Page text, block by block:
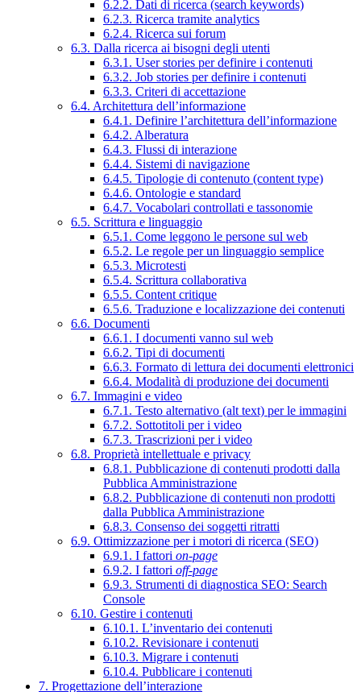
6.2.2. Dati di ricerca (search keywords)
6.2.3. Ricerca tramite analytics
6.2.4. Ricerca sui forum
6.3. Dalla ricerca ai bisogni degli utenti
6.3.1. User stories per definire i contenuti
6.3.2. Job stories per definire i contenuti
6.3.3. Criteri di accettazione
6.4. Architettura dell’informazione
6.4.1. Definire l’architettura dell’informazione
6.4.2. Alberatura
6.4.3. Flussi di interazione
6.4.4. Sistemi di navigazione
6.4.5. Tipologie di contenuto (content type)
6.4.6. Ontologie e standard
6.4.7. Vocabolari controllati e tassonomie
6.5. Scrittura e linguaggio
6.5.1. Come leggono le persone sul web
6.5.2. Le regole per un linguaggio semplice
6.5.3. Microtesti
6.5.4. Scrittura collaborativa
6.5.5. Content critique
6.5.6. Traduzione e localizzazione dei contenuti
6.6. Documenti
6.6.1. I documenti vanno sul web
6.6.2. Tipi di documenti
6.6.3. Formato di lettura dei documenti elettronici
6.6.4. Modalità di produzione dei documenti
6.7. Immagini e video
6.7.1. Testo alternativo (alt text) per le immagini
6.7.2. Sottotitoli per i video
6.7.3. Trascrizioni per i video
6.8. Proprietà intellettuale e privacy
6.8.1. Pubblicazione di contenuti prodotti dalla
Pubblica Amministrazione
6.8.2. Pubblicazione di contenuti non prodotti
dalla Pubblica Amministrazione
6.8.3. Consenso dei soggetti ritratti
6.9. Ottimizzazione per i motori di ricerca (SEO)
6.9.1. I fattori on-page
6.9.2. I fattori off-page
6.9.3. Strumenti di diagnostica SEO: Search
Console
6.10. Gestire i contenuti
6.10.1. L’inventario dei contenuti
6.10.2. Revisionare i contenuti
6.10.3. Migrare i contenuti
6.10.4. Pubblicare i contenuti
7. Progettazione dell’interazione